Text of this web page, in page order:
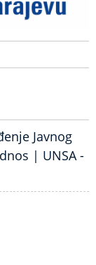
Javnog
| UNSA -